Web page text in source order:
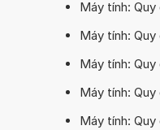
Máy tính:
Máy tính:
Máy tính:
Máy tính:
Máy tính: